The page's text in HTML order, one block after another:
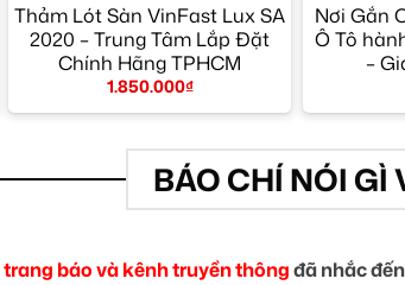
Thảm Lót Sàn VinFast Lux SA
2020 – Trung Tâm Lắp Đặt
Chính Hãng TPHCM
1.850.000₫
Nơi Gắn
Ô Tô
–
BÁO CHÍ NÓI GÌ
trang báo và kênh truyền thôngđã nhắc